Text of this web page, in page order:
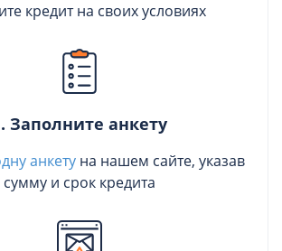
кредит на своих условиях
Заполните анкету
анкету на нашем сайте, указав
сумму и срок кредита